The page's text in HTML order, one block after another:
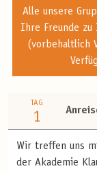
Alle unsere
Ihre Freunde zu
(vorbehaltlich
TAG
1
Wir treffen uns
der Akademie